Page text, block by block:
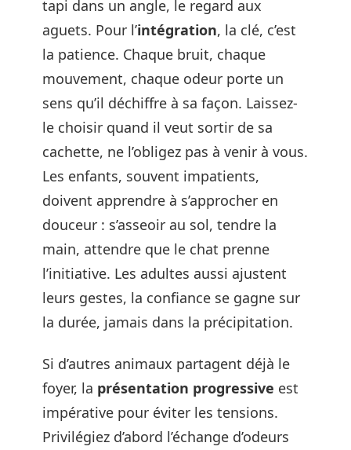
tapi dans un angle, le regard aux
aguets. Pour l’intégration, la clé, c’est
la patience. Chaque bruit, chaque
mouvement, chaque odeur porte un
sens qu’il déchiffre à sa façon. Laissez-
le choisir quand il veut sortir de sa
cachette, ne l’obligez pas à venir à vous.
Les enfants, souvent impatients,
doivent apprendre à s’approcher en
douceur : s’asseoir au sol, tendre la
main, attendre que le chat prenne
l’initiative. Les adultes aussi ajustent
leurs gestes, la confiance se gagne sur
la durée, jamais dans la précipitation.
Si d’autres animaux partagent déjà le
foyer, la présentation progressive est
impérative pour éviter les tensions.
Privilégiez d’abord l’échange d’odeurs